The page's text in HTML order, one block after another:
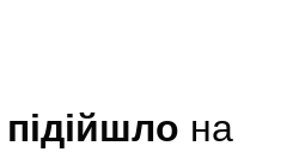
на